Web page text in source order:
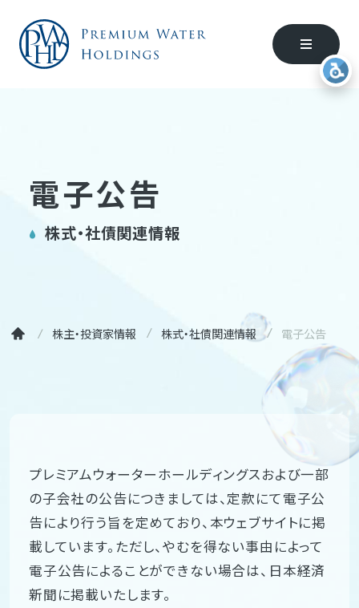
電子公告
株式・社債関連情報
株主・投資家情報 株式・社債関連情報 電子公告
プレミアムウォーターホールディングスおよび一部
の子会社の公告につきましては、定款にて電子公
告により行う旨を定めており、本ウェブサイトに掲
載しています。ただし、やむを得ない事由によって
電子公告によることができない場合は、日本経済
新聞に掲載いたします。